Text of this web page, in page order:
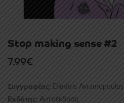
Stop making sense #2
7.99€
Συγγραφέας: Dimitris Avramopoulos
Εκδότης: Αυτοέκδοση